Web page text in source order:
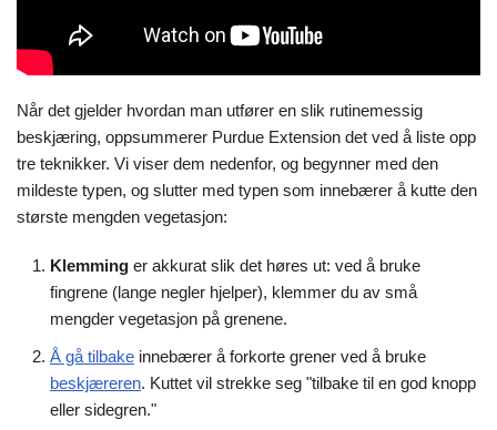
Når det gjelder hvordan man utfører en slik rutinemessig
beskjæring, oppsummerer Purdue Extension det ved å liste opp
tre teknikker. Vi viser dem nedenfor, og begynner med den
mildeste typen, og slutter med typen som innebærer å kutte den
største mengden vegetasjon:
Klemming er akkurat slik det høres ut: ved å bruke
fingrene (lange negler hjelper), klemmer du av små
mengder vegetasjon på grenene.
Å gå tilbake innebærer å forkorte grener ved å bruke
beskjæreren. Kuttet vil strekke seg "tilbake til en god knopp
eller sidegren."